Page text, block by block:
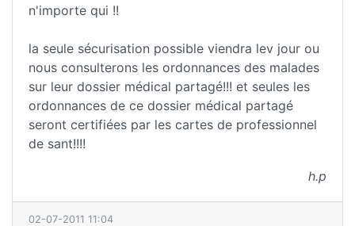
n'importe qui !!
la seule sécurisation possible viendra lev jour ou
nous consulterons les ordonnances des malades
sur leur dossier médical partagé!!! et seules les
ordonnances de ce dossier médical partagé
seront certifiées par les cartes de professionnel
de sant!!!!
h.p
02-07-2011 11:04